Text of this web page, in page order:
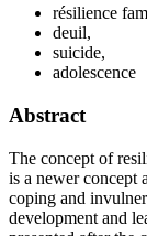
résilience
deuil,
suicide,
adolescence
Abstract
The concept of
is a newer concept
coping and
development and